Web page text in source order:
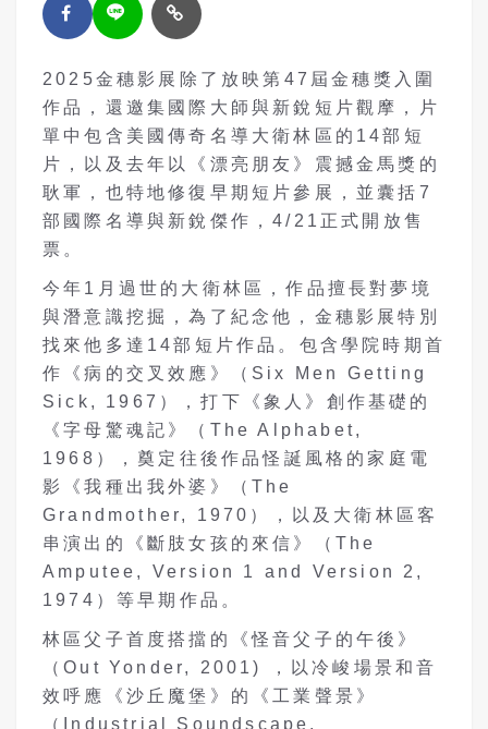
2025金穗影展除了放映第47屆金穗獎入圍
作品，還邀集國際大師與新銳短片觀摩，片
單中包含美國傳奇名導大衛林區的14部短
片，以及去年以《漂亮朋友》震撼金馬獎的
耿軍，也特地修復早期短片參展，並囊括7
部國際名導與新銳傑作，4/21正式開放售
票。
今年1月過世的大衛林區，作品擅長對夢境
與潛意識挖掘，為了紀念他，金穗影展特別
找來他多達14部短片作品。包含學院時期首
作《病的交叉效應》（Six Men Getting
Sick, 1967），打下《象人》創作基礎的
《字母驚魂記》（The Alphabet,
1968），奠定往後作品怪誕風格的家庭電
影《我種出我外婆》（The
Grandmother, 1970），以及大衛林區客
串演出的《斷肢女孩的來信》（The
Amputee, Version 1 and Version 2,
1974）等早期作品。
林區父子首度搭擋的《怪音父子的午後》
（Out Yonder, 2001) ，以冷峻場景和音
效呼應《沙丘魔堡》的《工業聲景》
（Industrial Soundscape,